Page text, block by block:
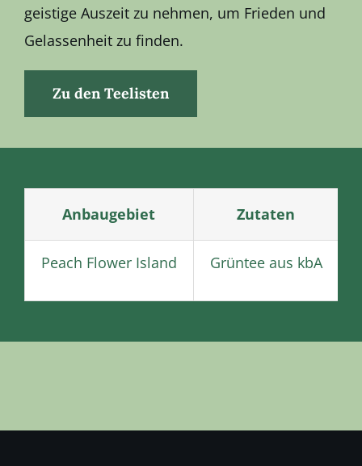
geistige Auszeit zu nehmen, um Frieden und
Gelassenheit zu finden.
Zu den Teelisten
Anbaugebiet Zutaten
Peach Flower Island Grüntee aus kbA